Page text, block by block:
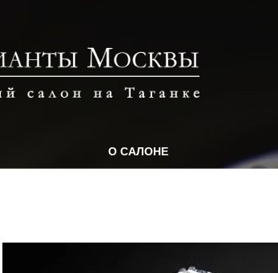
О САЛОНЕ